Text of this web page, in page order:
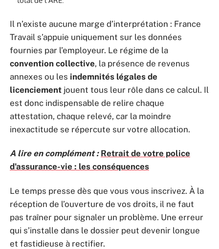
Il n’existe aucune marge d’interprétation : France
Travail s’appuie uniquement sur les données
fournies par l’employeur. Le régime de la
convention collective, la présence de revenus
annexes ou les indemnités légales de
licenciement jouent tous leur rôle dans ce calcul. Il
est donc indispensable de relire chaque
attestation, chaque relevé, car la moindre
inexactitude se répercute sur votre allocation.
A lire en complément : Retrait de votre police
d'assurance-vie : les conséquences
Le temps presse dès que vous vous inscrivez. À la
réception de l’ouverture de vos droits, il ne faut
pas traîner pour signaler un problème. Une erreur
qui s’installe dans le dossier peut devenir longue
et fastidieuse à rectifier.